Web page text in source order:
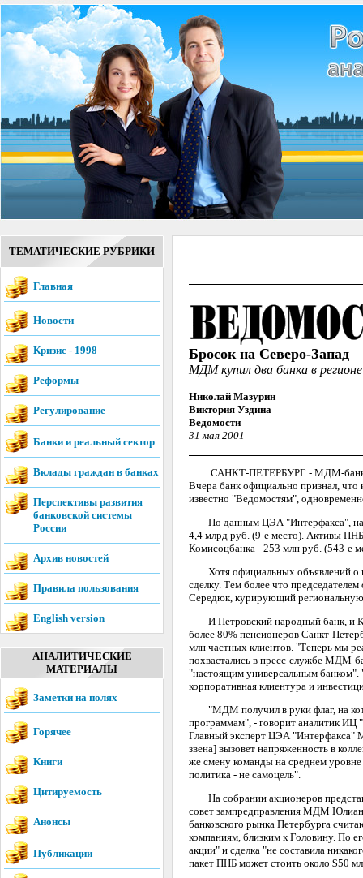
ТЕМАТИЧЕСКИЕ РУБРИКИ
Главная
Новости
Кризис - 1998
Реформы
Регулирование
Банки и реальный сектор
Вклады граждан в банках
Перспективы развития
банковской системы
России
Архив новостей
Правила пользования
English version
АНАЛИТИЧЕСКИЕ
МАТЕРИАЛЫ
Заметки на полях
Горячее
Книги
Цитируемость
Анонсы
Публикации
Бросок на Северо-Запад
МДМ купил два банка в регионе
Николай Мазурин
Виктория Уздина
Ведомости
31 мая 2001
САНКТ-ПЕТЕРБУРГ - МДМ-банк,
Вчера банк официально признал, что
известно "Ведомостям",
По данным ЦЭА "Интерфакса", на 1
4,4 млрд руб. (9-е место). Активы
Комисоцбанка - 253 млн руб. (543-е
Хотя официальных объявлений о
сделку. Тем более что
Середюк, курирующий региональную
И Петровский народный банк, и
более 80% пенсионеров Санкт-
млн частных клиентов. "Теперь мы
похвастались в пресс-службе МДМ-
"настоящим универсальным банком".
корпоративная клиентура и
"МДМ получил в руки флаг, на
программам", - говорит аналитик
Главный эксперт ЦЭА "Интерфакса"
звена] вызовет напряженность в
же смену команды на среднем
политика - не самоцель".
На собрании акционеров
совет зампредправления МДМ
банковского рынка Петербурга
компаниям, близким к Головину. По
акции" и сделка "не составила
пакет ПНБ может стоить около $50